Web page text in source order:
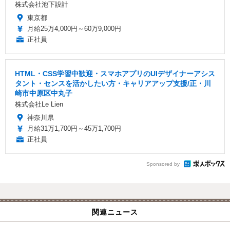
株式会社池下設計
東京都
月給25万4,000円～60万9,000円
正社員
HTML・CSS学習中歓迎・スマホアプリのUIデザイナーアシス
タント・センスを活かしたい方・キャリアアップ支援/正・川
崎市中原区中丸子
株式会社Le Lien
神奈川県
月給31万1,700円～45万1,700円
正社員
Sponsored by
関連ニュース